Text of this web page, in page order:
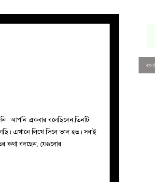
আপনি একবার বলেছিলেন,তিনটি
এখানে লিখে দিলে ভাল হত। সবাই
কথা বলছেন, যেগুলোর